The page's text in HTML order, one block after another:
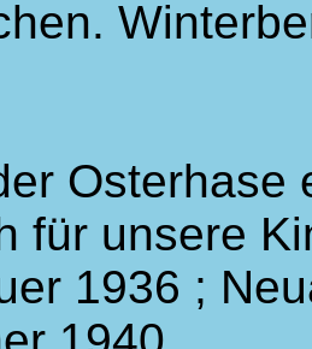
Osterhase
für unsere
1936 ;